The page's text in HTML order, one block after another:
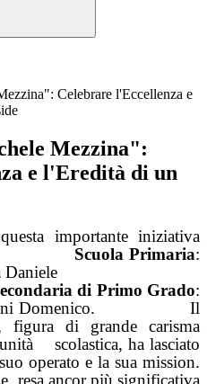
Celebrare l'Eccellenza e
Mezzina":
e l'Eredità di un
importante iniziativa
Scuola Primaria:
Messina Daniele
di Primo Grado:
Domenico. Il
figura di grande carisma
scolastica, ha lasciato
operato e la sua mission.
resa ancor più significativa